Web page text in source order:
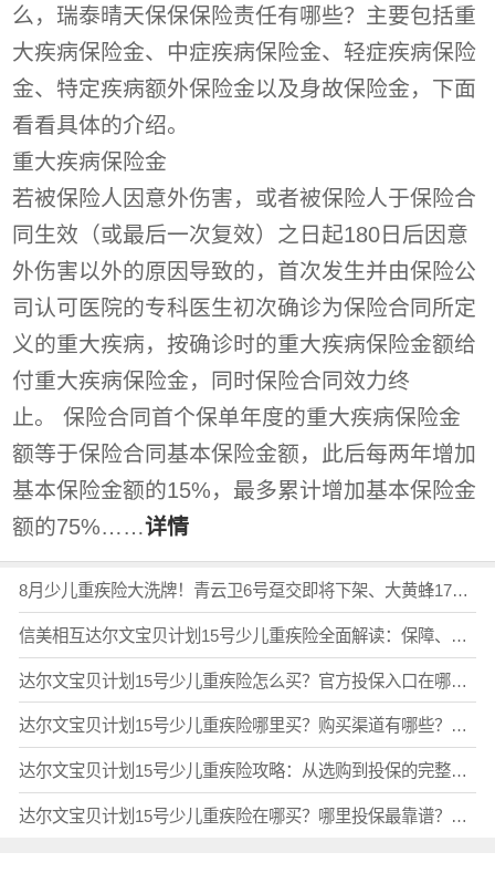
么，瑞泰晴天保保保险责任有哪些？主要包括重
大疾病保险金、中症疾病保险金、轻症疾病保险
金、特定疾病额外保险金以及身故保险金，下面
看看具体的介绍。
重大疾病保险金
若被保险人因意外伤害，或者被保险人于保险合
同生效（或最后一次复效）之日起180日后因意
外伤害以外的原因导致的，首次发生并由保险公
司认可医院的专科医生初次确诊为保险合同所定
义的重大疾病，按确诊时的重大疾病保险金额给
付重大疾病保险金，同时保险合同效力终
止。 保险合同首个保单年度的重大疾病保险金
额等于保险合同基本保险金额，此后每两年增加
基本保险金额的15%，最多累计增加基本保险金
额的75%……详情
8月少儿重疾险大洗牌！青云卫6号趸交即将下架、大黄蜂17号上线，对比大黄蜂16号旗舰版...热门少儿重疾险测评，谁更值得买？
信美相互达尔文宝贝计划15号少儿重疾险全面解读：保障、价格、公司、投保全攻略
达尔文宝贝计划15号少儿重疾险怎么买？官方投保入口在哪？新手家长必看指南
达尔文宝贝计划15号少儿重疾险哪里买？购买渠道有哪些？多久能生效？
达尔文宝贝计划15号少儿重疾险攻略：从选购到投保的完整避坑指南
达尔文宝贝计划15号少儿重疾险在哪买？哪里投保最靠谱？官方入口全解析